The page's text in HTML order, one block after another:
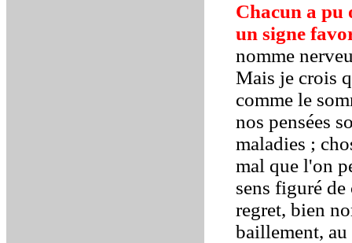
Chacun a pu
un signe
nomme
Mais je crois
comme le
nos pensées
maladies ;
mal que l'on
sens figuré
regret, bien
baillement, au